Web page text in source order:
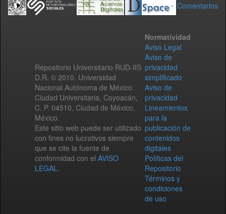
Comentarios
Repositorio Universitario RUD-IIS
D.R. © 2010. Universidad
Nacional Autónoma de México.
Ciudad Universitaria, Coyoacán,
C. P. 04510, Ciudad de México,
México.
Este sitio web puede ser utilizado
con fines no lucrativos siempre
que se cite la fuente de
conformidad con el AVISO
LEGAL.
Normatividad
Aviso Legal
Aviso de
privacidad
simplificado
Aviso de
privacidad
Lineamientos
para la
publicación de
contenidos
digitales
Políticas del
Repositorio
Términos y
condiciones
de uso